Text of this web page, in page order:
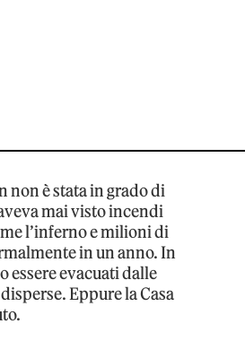
non è stata in grado di
mai visto incendi
l’inferno e milioni di
in un anno. In
essere evacuati dalle
Eppure la Casa